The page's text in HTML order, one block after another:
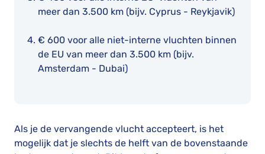
meer dan 3.500 km (bijv. Cyprus - Reykjavik)
€ 600 voor alle niet-interne vluchten binnen
de EU van meer dan 3.500 km (bijv.
Amsterdam - Dubai)
Als je de vervangende vlucht accepteert, is het
mogelijk dat je slechts de helft van de bovenstaande